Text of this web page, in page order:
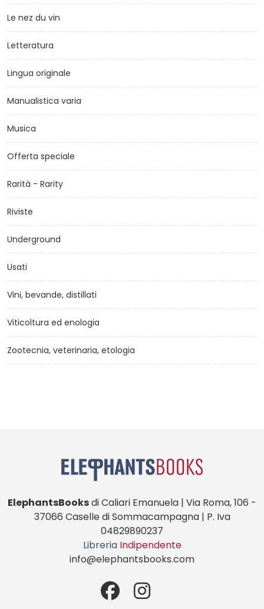
Le nez du vin
Letteratura
Lingua originale
Manualistica varia
Musica
Offerta speciale
Rarità - Rarity
Riviste
Underground
Usati
Vini, bevande, distillati
Viticoltura ed enologia
Zootecnia, veterinaria, etologia
ElephantsBooksdi Caliari Emanuela | Via Roma, 106 -
37066 Caselle di Sommacampagna | P. Iva
04829890237
Libreria Indipendente
info@elephantsbooks.com